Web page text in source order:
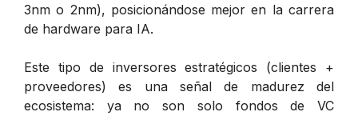
3nm o 2nm), posicionándose mejor en la carrera
de hardware para IA.
Este tipo de inversores estratégicos (clientes +
proveedores) es una señal de madurez del
ecosistema: ya no son solo fondos de VC